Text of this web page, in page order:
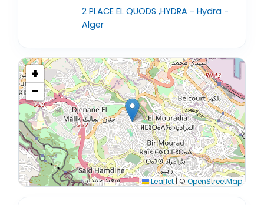
2 PLACE EL QUODS ,HYDRA - Hydra -
Alger
+
−
Leaflet| © OpenStreetMap